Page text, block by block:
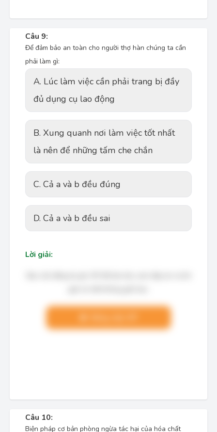
Câu 9:
Để đảm bảo an toàn cho người thợ hàn chúng ta cần
phải làm gì:
A. Lúc làm việc cần phải trang bị đầy
đủ dụng cụ lao động
B. Xung quanh nơi làm việc tốt nhất
là nên để những tấm che chắn
C. Cả a và b đều đúng
D. Cả a và b đều sai
Lời giải:
Câu 10:
Biện pháp cơ bản phòng ngừa tác hại của hóa chất